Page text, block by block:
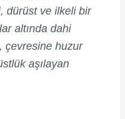
dürüst ve ilkeli bir
altında dahi
çevresine huzur
aşılayan